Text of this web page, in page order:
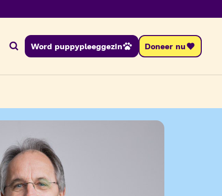
ZoekenWord puppypleeggezin Doneer nu